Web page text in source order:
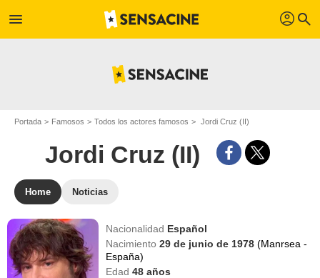
menu profil search
Portada Famosos Todos los actores famosos Jordi Cruz (II)
Jordi Cruz (II)
Home Noticias
Nacionalidad Español
Nacimiento29 de junio de 1978(Manrsea -
España)
Edad48 años